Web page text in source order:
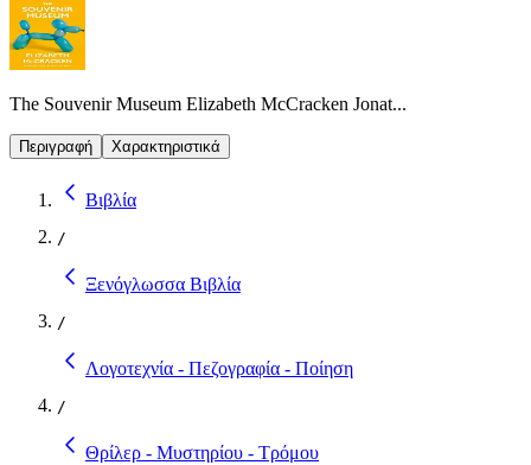
The Souvenir Museum Elizabeth McCracken Jonat...
Περιγραφή Χαρακτηριστικά
Βιβλία
/
Ξενόγλωσσα Βιβλία
/
Λογοτεχνία - Πεζογραφία - Ποίηση
/
Θρίλερ - Μυστηρίου - Τρόμου